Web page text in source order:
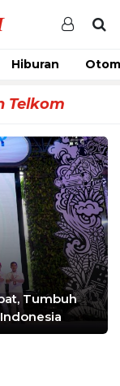
Hiburan
Telkom
Tumbuh